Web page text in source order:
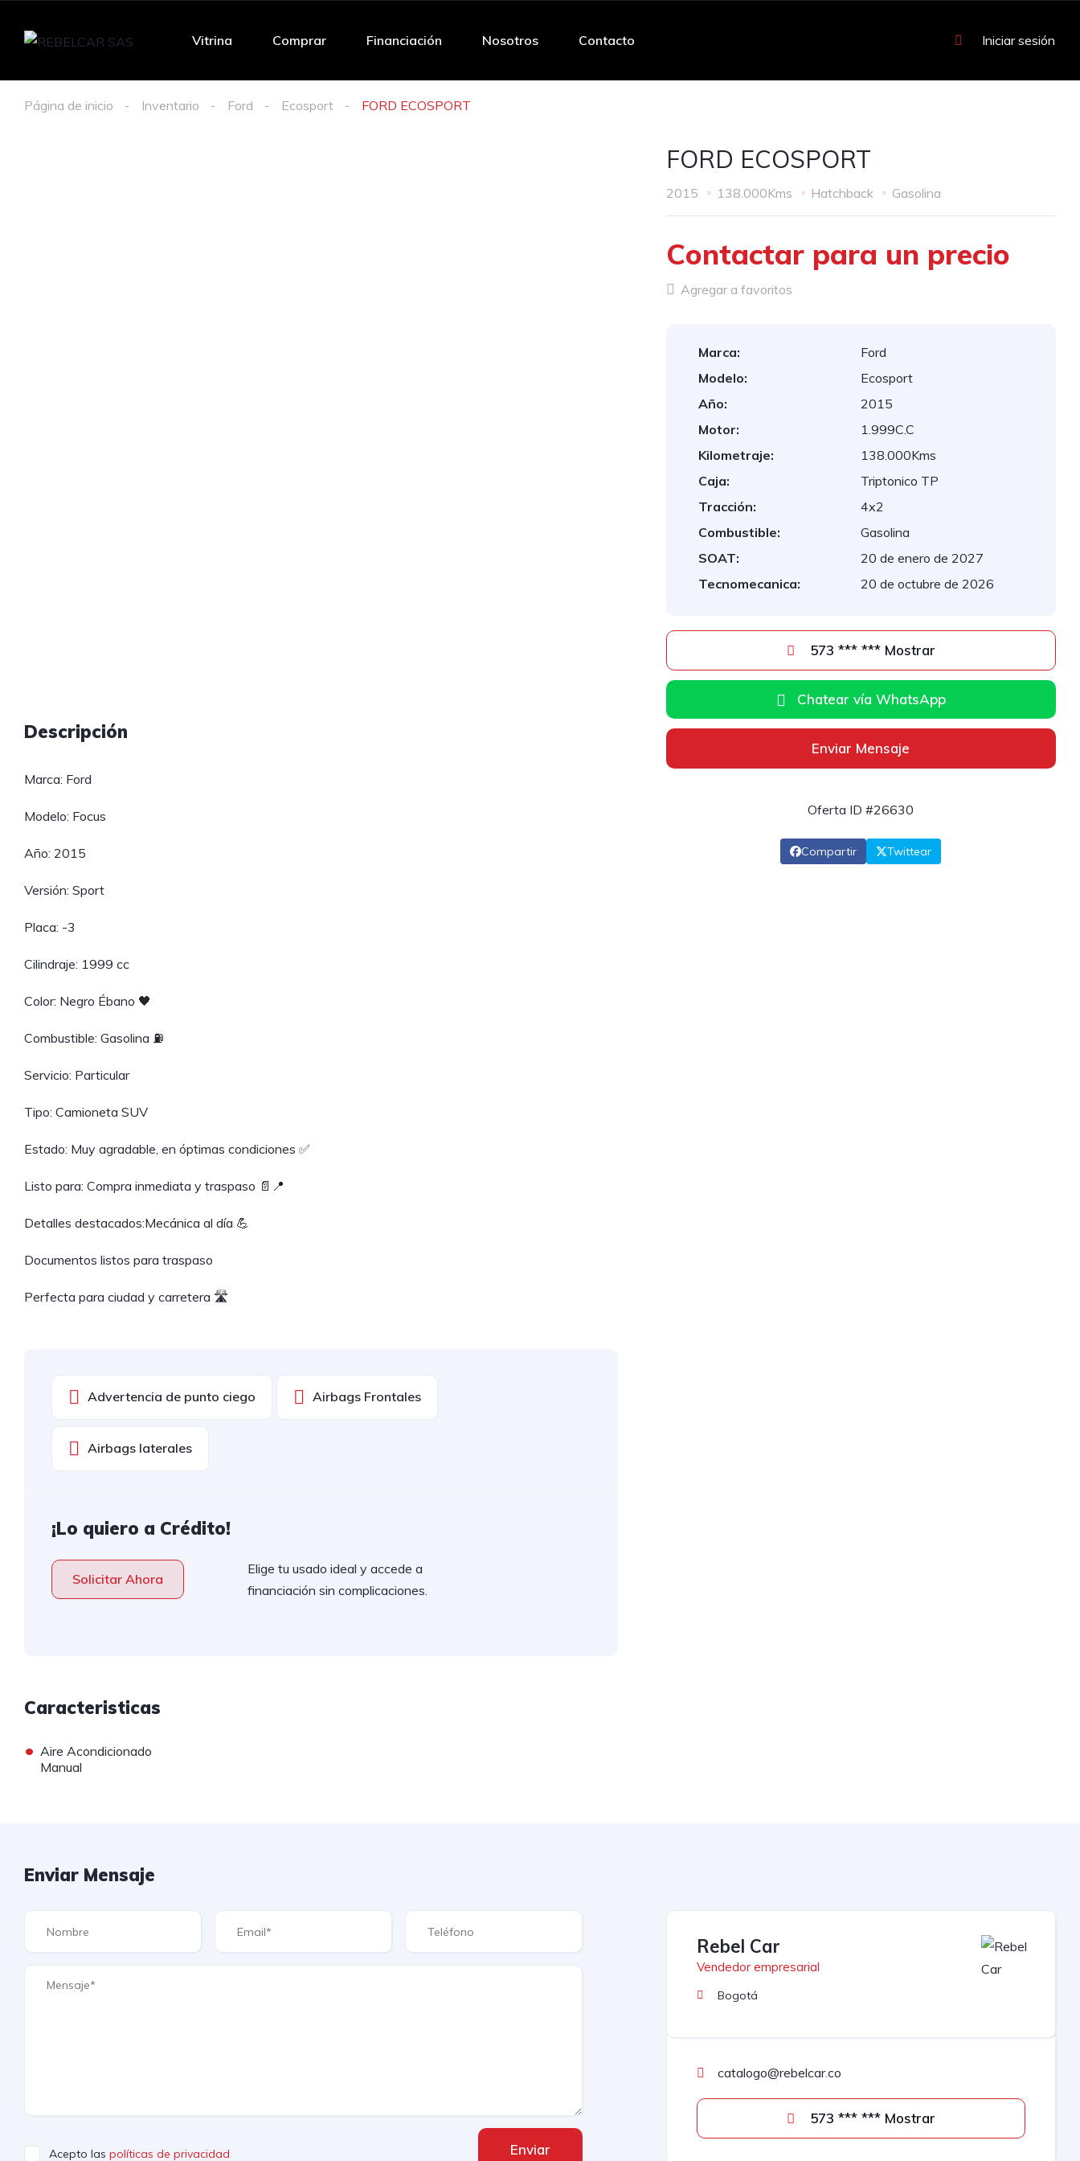
Vitrina Comprar Financiación Nosotros Contacto Iniciar sesión
Página de inicio Inventario Ford Ecosport FORD ECOSPORT
Descripción
Marca: Ford
Modelo: Focus
Año: 2015
Versión: Sport
Placa: -3
Cilindraje: 1999 cc
Color: Negro Ébano 🖤
Combustible: Gasolina ⛽
Servicio: Particular
Tipo: Camioneta SUV
Estado: Muy agradable, en óptimas condiciones ✅
Listo para: Compra inmediata y traspaso 📄📍
Detalles destacados:Mecánica al día 💪
Documentos listos para traspaso
Perfecta para ciudad y carretera 🛣️
Advertencia de punto ciego Airbags Frontales
Airbags laterales
¡Lo quiero a Crédito!
Solicitar Ahora
Elige tu usado ideal y accede a
financiación sin complicaciones.
Caracteristicas
• Aire Acondicionado
Manual
FORD ECOSPORT
2015 138.000Kms Hatchback Gasolina
Contactar para un precio
Agregar a favoritos
Marca:
Ford
Modelo:
Ecosport
Año:
2015
Motor:
1.999C.C
Kilometraje:
138.000Kms
Caja:
Triptonico TP
Tracción:
4x2
Combustible:
Gasolina
SOAT:
20 de enero de 2027
Tecnomecanica:
20 de octubre de 2026
573 *** *** Mostrar
Chatear vía WhatsApp
Enviar Mensaje
Oferta ID #26630
Compartir Twittear
Enviar Mensaje
Acepto las políticas de privacidad Enviar
Rebel Car
Vendedor empresarial
Bogotá
catalogo@rebelcar.co
573 *** *** Mostrar